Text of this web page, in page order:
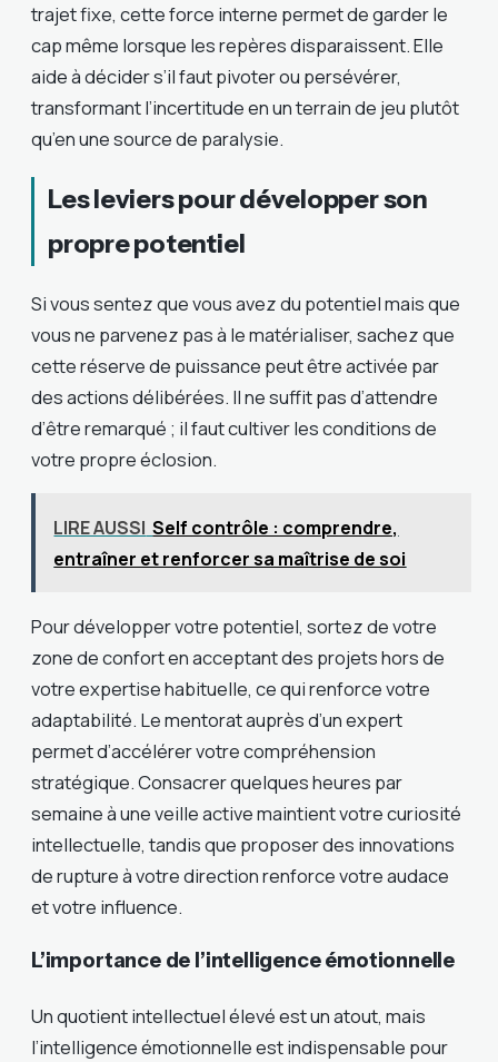
trajet fixe, cette force interne permet de garder le
cap même lorsque les repères disparaissent. Elle
aide à décider s’il faut pivoter ou persévérer,
transformant l’incertitude en un terrain de jeu plutôt
qu’en une source de paralysie.
Les leviers pour développer son
propre potentiel
Si vous sentez que vous avez du potentiel mais que
vous ne parvenez pas à le matérialiser, sachez que
cette réserve de puissance peut être activée par
des actions délibérées. Il ne suffit pas d’attendre
d’être remarqué ; il faut cultiver les conditions de
votre propre éclosion.
LIRE AUSSI Self contrôle : comprendre,
entraîner et renforcer sa maîtrise de soi
Pour développer votre potentiel, sortez de votre
zone de confort en acceptant des projets hors de
votre expertise habituelle, ce qui renforce votre
adaptabilité. Le mentorat auprès d’un expert
permet d’accélérer votre compréhension
stratégique. Consacrer quelques heures par
semaine à une veille active maintient votre curiosité
intellectuelle, tandis que proposer des innovations
de rupture à votre direction renforce votre audace
et votre influence.
L’importance de l’intelligence émotionnelle
Un quotient intellectuel élevé est un atout, mais
l’intelligence émotionnelle est indispensable pour